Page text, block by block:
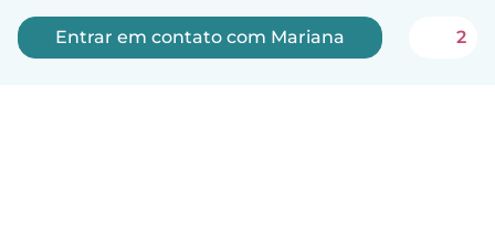
Entrar em contato com Mariana 2